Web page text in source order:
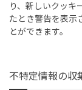
り、新しいクッキ
たとき警告を表示
とができます。
不特定情報の収